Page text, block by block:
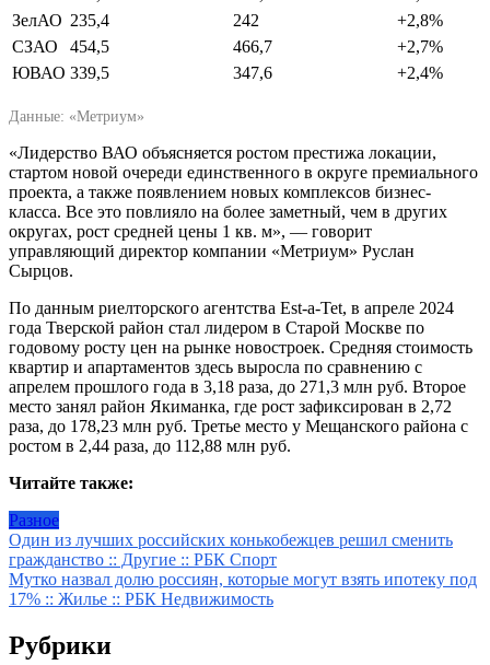
ЗелАО 235,4 242
+2,8%
СЗАО
454,5 466,7
+2,7%
ЮВАО 339,5 347,6 +2,4%
Данные: «Метриум»
«Лидерство ВАО объясняется ростом престижа локации,
стартом новой очереди единственного в округе премиального
проекта, а также появлением новых комплексов бизнес-
класса. Все это повлияло на более заметный, чем в других
округах, рост средней цены 1 кв. м», — говорит
управляющий директор компании «Метриум» Руслан
Сырцов.
По данным риелторского агентства Est-a-Tet, в апреле 2024
года Тверской район стал лидером в Старой Москве по
годовому росту цен на рынке новостроек. Средняя стоимость
квартир и апартаментов здесь выросла по сравнению с
апрелем прошлого года в 3,18 раза, до 271,3 млн руб. Второе
место занял район Якиманка, где рост зафиксирован в 2,72
раза, до 178,23 млн руб. Третье место у Мещанского района с
ростом в 2,44 раза, до 112,88 млн руб.
Читайте также:
Разное
Навигация
по
записям
Один из лучших российских конькобежцев решил сменить
гражданство :: Другие :: РБК Спорт
Мутко назвал долю россиян, которые могут взять ипотеку под
17% :: Жилье :: РБК Недвижимость
Рубрики